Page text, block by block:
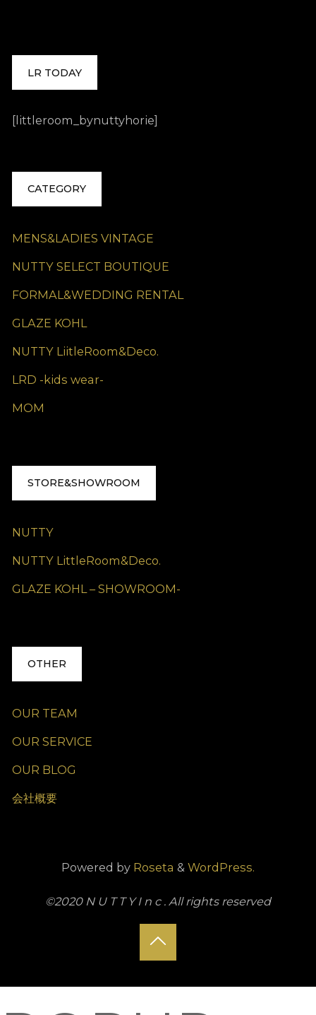
LR TODAY
[littleroom_bynuttyhorie]
CATEGORY
MENS&LADIES VINTAGE
NUTTY SELECT BOUTIQUE
FORMAL&WEDDING RENTAL
GLAZE KOHL
NUTTY LiitleRoom&Deco.
LRD -kids wear-
MOM
STORE&SHOWROOM
NUTTY
NUTTY LittleRoom&Deco.
GLAZE KOHL – SHOWROOM-
OTHER
OUR TEAM
OUR SERVICE
OUR BLOG
会社概要
Powered by Roseta & WordPress.
©2020 N U T T Y I n c . All rights reserved
Back